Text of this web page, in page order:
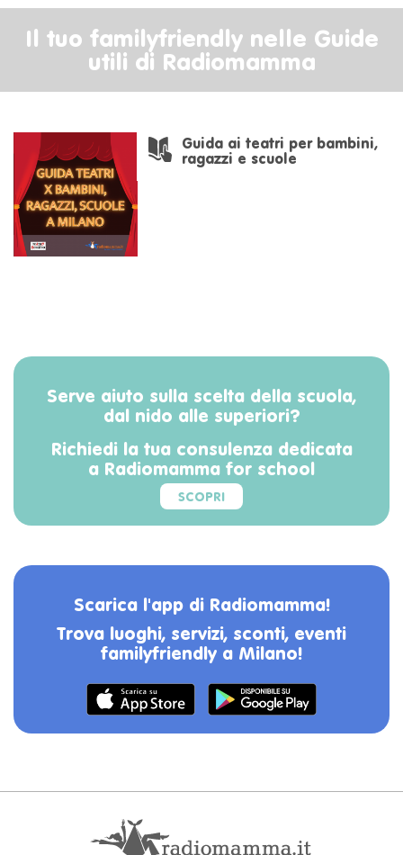
Il tuo familyfriendly nelle Guide
utili di Radiomamma
Guida ai teatri per bambini,
ragazzi e scuole
Serve aiuto sulla scelta della scuola,
dal nido alle superiori?
Richiedi la tua consulenza dedicata
a Radiomamma for school
SCOPRI
Scarica l'app di Radiomamma!
Trova luoghi, servizi, sconti, eventi
familyfriendly a Milano!